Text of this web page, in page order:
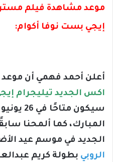
موعد مشاهدة فيلم
إيجي بست نوفا أكوام:
أعلن أحمد فهمي أن موعد
اكس الجديد تيليجرام
سيكون
المبارك، كما ألمحنا
الجديد في موسم عيد
الروبي بطولة كريم